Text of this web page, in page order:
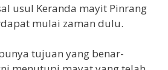
usul Keranda mayit Pinrang
mulai zaman dulu.
tujuan yang benar-